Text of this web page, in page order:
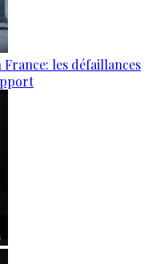
les défaillances